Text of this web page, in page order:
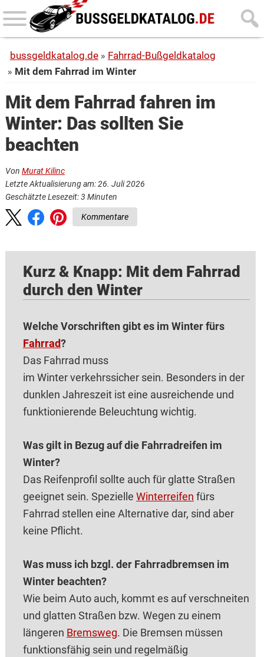
Skip
to
content
Skip
to
sidebar
bussgeldkatalog.de
Fahrrad-Bußgeldkatalog
Mit dem Fahrrad im Winter
Mit dem Fahrrad fahren im
Winter: Das sollten Sie
beachten
Von Murat Kilinc
Letzte Aktualisierung am: 26. Juli 2026
Geschätzte Lesezeit:3 Minuten
Kommentare
Kurz & Knapp: Mit dem Fahrrad
durch den Winter
Welche Vorschriften gibt es im Winter fürs
Fahrrad?
Das Fahrrad muss
im Winter verkehrssicher sein. Besonders in der
dunklen Jahreszeit ist eine ausreichende und
funktionierende Beleuchtung wichtig.
Was gilt in Bezug auf die Fahrradreifen im
Winter?
Das Reifenprofil sollte auch für glatte Straßen
geeignet sein. Spezielle Winterreifen fürs
Fahrrad stellen eine Alternative dar, sind aber
keine Pflicht.
Was muss ich bzgl. der Fahrradbremsen im
Winter beachten?
Wie beim Auto auch, kommt es auf verschneiten
und glatten Straßen bzw. Wegen zu einem
längeren Bremsweg. Die Bremsen müssen
funktionsfähig sein und regelmäßig